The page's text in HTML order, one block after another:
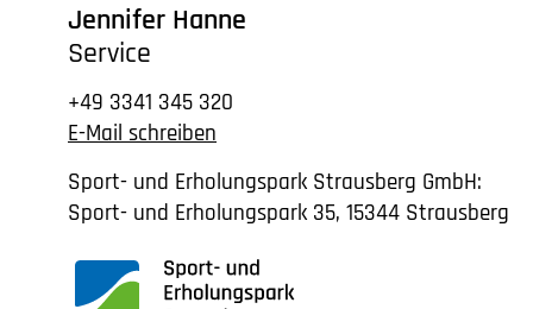
Jennifer Hanne
Service
+49 3341 345 320
E-Mail schreiben
Sport- und Erholungspark Strausberg GmbH:
Sport- und Erholungspark 35, 15344 Strausberg